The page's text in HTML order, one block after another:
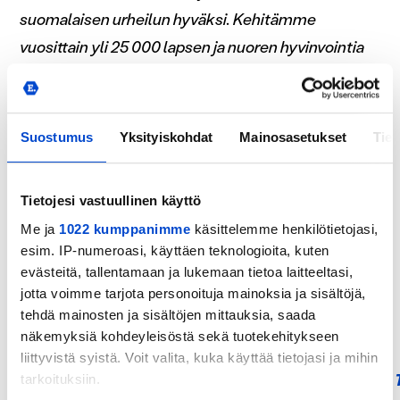
Suostumus Yksityiskohdat Mainosasetukset
Tietojesi vastuullinen käyttö
Me ja 1022 kumppanimme käsittelemme henkilötietojasi,
esim. IP-numeroasi, käyttäen teknologioita, kuten
evästeitä, tallentamaan ja lukemaan tietoa laitteeltasi,
jotta voimme tarjota personoituja mainoksia ja sisältöjä,
tehdä mainosten ja sisältöjen mittauksia, saada
näkemyksiä kohdeyleisöstä sekä tuotekehitykseen
liittyvistä syistä. Voit valita, kuka käyttää tietojasi ja mihin
tarkoituksiin.
suomalaisen urheilun hyväksi. Kehitämme
vuosittain yli 25 000 lapsen ja nuoren hyvinvointia
seuratoiminnan kautta sekä autamme yli 40 000
henkilöä voimaan paremmin.
Eerikkilälle myönnettiin vuonna 2021Green Key
osoituksena pitkäjänteisestä työstä kestävän
matkailun eteen. Eerikkilä on myös yksiSuomen
innostavimmista työpaikoista.
Eerikkilä sijaitsee Kanta-Hämeessä Tammelassa,
kahden kansallispuiston kainalossa. Lue
lisääsivuiltammeja seuraa
somekanaviamme: